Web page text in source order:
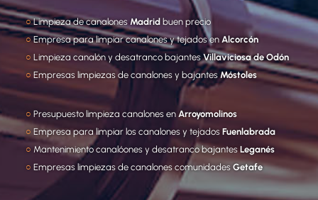
○Limpieza de canalones Madrid buen precio
○Empresa para limpiar canalones y tejados en Alcorcón
○ Limpieza canalón y desatranco bajantesVillaviciosa de Odón
○ Empresas limpiezas de canalones y bajantesMóstoles
○ Presupuesto limpieza canalones en Arroyomolinos
○ Empresa para limpiar los canalones y tejados Fuenlabrada
○ Mantenimiento canalóones y desatranco bajantes Leganés
○ Empresas limpiezas de canalones comunidades Getafe